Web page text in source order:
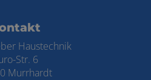
Haustechnik
Str. 6
Murrhardt